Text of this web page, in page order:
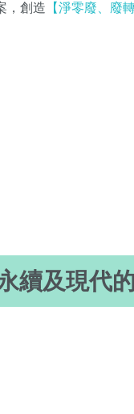
，創造 【淨零廢、廢
續及現代